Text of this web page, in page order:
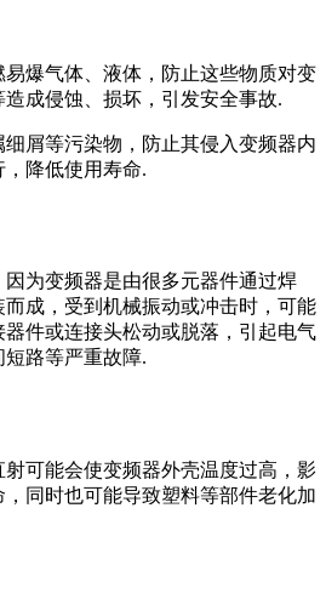
爆气体、液体，防止这些物质对变
成侵蚀、损坏，引发安全事故.
屑等污染物，防止其侵入变频器内
降低使用寿命.
为变频器是由很多元器件通过焊
成，受到机械振动或冲击时，可能
件或连接头松动或脱落，引起电气
路等严重故障.
可能会使变频器外壳温度过高，影
同时也可能导致塑料等部件老化加